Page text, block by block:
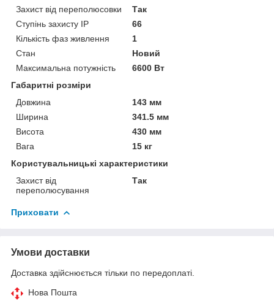
Захист від переполюсовки
Так
Ступінь захисту IP
66
Кількість фаз живлення
1
Стан
Новий
Максимальна потужність
6600 Вт
Габаритні розміри
Довжина
143 мм
Ширина
341.5 мм
Висота
430 мм
Вага
15 кг
Користувальницькі характеристики
Захист від
переполюсування
Так
Приховати
Умови доставки
Доставка здійснюється тільки по передоплаті.
Нова Пошта